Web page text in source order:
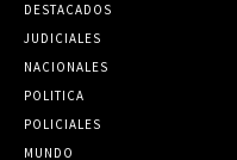
DESTACADOS
JUDICIALES
NACIONALES
POLITICA
POLICIALES
MUNDO